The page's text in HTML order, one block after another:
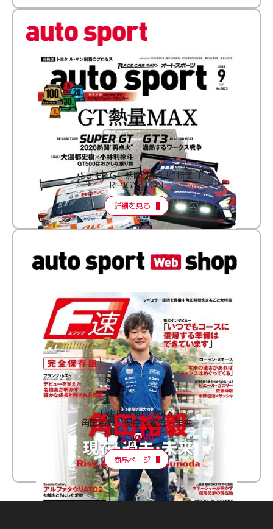
［ SUPER GT 熱闘“再点火”特集 ］
RE:IGNITION
詳細を見る
F速 Premium Vol.3
角田裕毅 現在・過去・未来
2,100円
商品ページ